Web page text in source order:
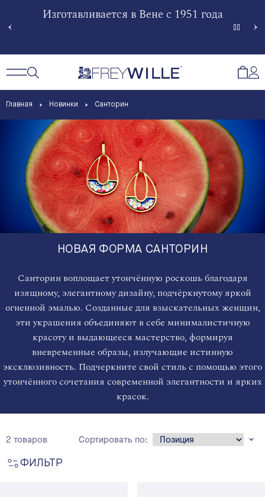
Изготавливается в Вене с 1951 года
Открыть / Закрыть навигацию
Открытый поиск
Главная Новинки Санторин
НОВАЯ ФОРМА САНТОРИН
Санторин воплощает утончённую роскошь благодаря
изящному, элегантному дизайну, подчёркнутому яркой
огненной эмалью. Созданные для взыскательных женщин,
эти украшения объединяют в себе минималистичную
красоту и выдающееся мастерство, формируя
вневременные образы, излучающие истинную
эксклюзивность. Подчеркните свой стиль с помощью этого
утончённого сочетания современной элегантности и ярких
красок.
ФИЛЬТР
2 товаров Сортировать по: